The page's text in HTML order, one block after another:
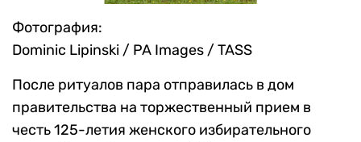
Фотография:
Dominic Lipinski / PA Images / TASS
После ритуалов пара отправилась в дом
правительства на торжественный прием в
честь 125-летия женского избирательного